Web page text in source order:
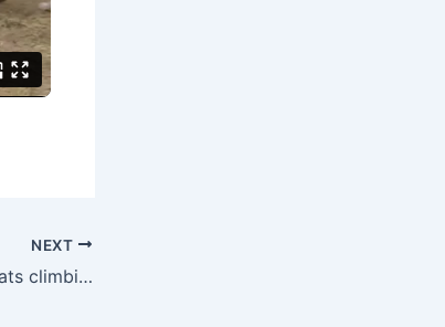
NEXT
ANM 0107 Mountain goats climbing up steep hills